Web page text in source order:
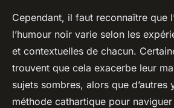
Cependant, il faut reconnaître que
l’humour noir varie selon les
et contextuelles de chacun.
trouvent que cela exacerbe leur
sujets sombres, alors que d’autres
méthode cathartique pour